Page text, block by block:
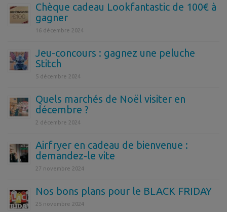
Chèque cadeau Lookfantastic de 100€ à
gagner
16 décembre 2024
Jeu-concours : gagnez une peluche
Stitch
5 décembre 2024
Quels marchés de Noël visiter en
décembre ?
2 décembre 2024
Airfryer en cadeau de bienvenue :
demandez-le vite
27 novembre 2024
Nos bons plans pour le BLACK FRIDAY
25 novembre 2024